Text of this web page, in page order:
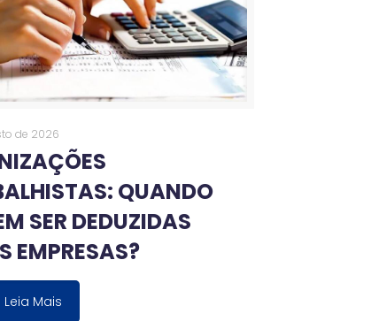
de 2026
QUANDO
SER DEDUZIDAS
EMPRESAS?
Leia Mais